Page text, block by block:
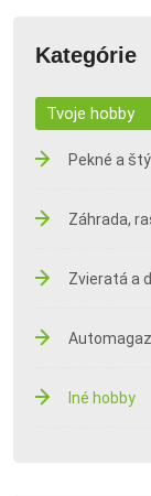
Kategórie
Tvoje hobby
Pekné a
Záhrada,
Zvieratá a
Iné hobby